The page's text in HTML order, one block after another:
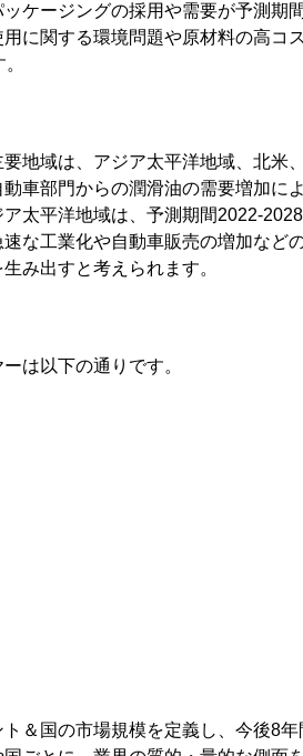
ケージングの採用や需要が予測期
に関する環境問題や原材料の高コ
地域は、アジア太平洋地域、北米
車部門からの潤滑油の需要増加に
太平洋地域は、予測期間2022-
な工業化や自動車販売の増加など
み出すと考えられます。
は以下の通りです。
＆国の市場規模を定義し、今後8